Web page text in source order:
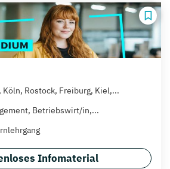
Köln, Rostock, Freiburg, Kiel,...
Betriebswirt/in,...
Infomaterial